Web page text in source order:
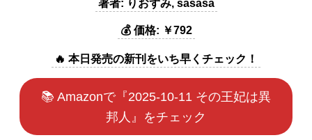
著者: りおずみ, sasasa
💰 価格: ￥792
🔥 本日発売の新刊をいち早くチェック！
📚 Amazonで『2025-10-11 その王妃は異
邦人』をチェック